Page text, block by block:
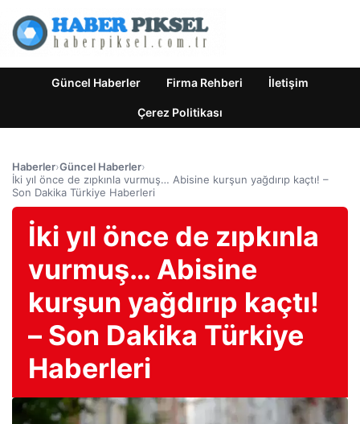
Güncel Haberler Firma Rehberi İletişim
Çerez Politikası
Haberler›Güncel Haberler›
İki yıl önce de zıpkınla vurmuş… Abisine kurşun yağdırıp kaçtı! –
Son Dakika Türkiye Haberleri
İki yıl önce de zıpkınla
vurmuş… Abisine
kurşun yağdırıp kaçtı!
– Son Dakika Türkiye
Haberleri